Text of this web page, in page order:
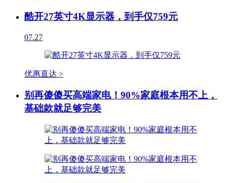
酷开27英寸4K显示器，到手仅759元
07.27
优惠直达 >
别再傻傻买高端家电！90%家庭根本用不上，
基础款就足够完美